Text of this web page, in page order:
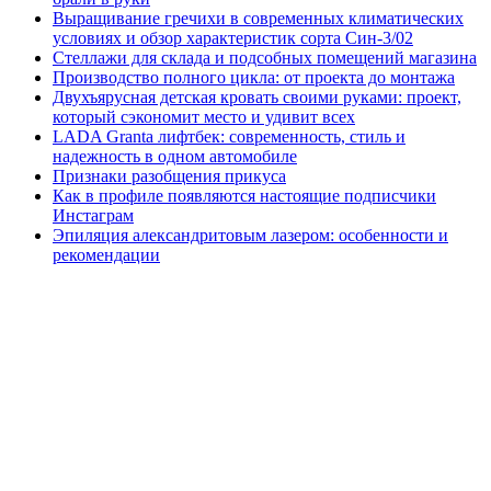
Выращивание гречихи в современных климатических
условиях и обзор характеристик сорта Син-3/02
Стеллажи для склада и подсобных помещений магазина
Производство полного цикла: от проекта до монтажа
Двухъярусная детская кровать своими руками: проект,
который сэкономит место и удивит всех
LADA Granta лифтбек: современность, стиль и
надежность в одном автомобиле
Признаки разобщения прикуса
Как в профиле появляются настоящие подписчики
Инстаграм
Эпиляция александритовым лазером: особенности и
рекомендации